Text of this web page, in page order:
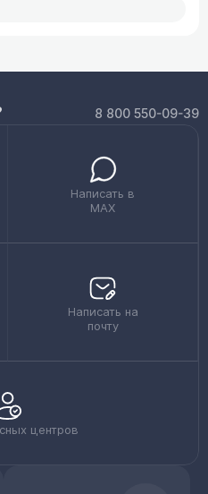
8 800 550-09-39
Написать в
MAX
Написать на
почту
центров